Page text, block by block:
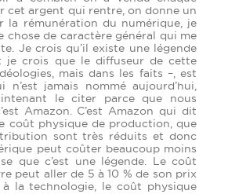
cet argent qui rentre, on donne un
la rémunération du numérique, je
chose de caractère général qui me
Je crois qu’il existe une légende
je crois que le diffuseur de cette
mais dans les faits –, est
jamais nommé aujourd’hui,
le citer parce que nous
Amazon. C’est Amazon qui dit
coût physique de production, que
sont très réduits et donc
peut coûter beaucoup moins
que c’est une légende. Le coût
peut aller de 5 à 10 % de son prix
à la technologie, le coût physique